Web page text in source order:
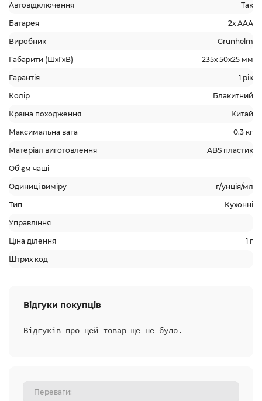
Автовідключення Так
Батарея 2х ААА
Виробник Grunhelm
Габарити (ШхГхВ) 235х 50х25 мм
Гарантія 1 рік
Колір Блакитний
Країна походження Китай
Максимальна вага 0.3 кг
Матеріал виготовлення ABS пластик
Об'єм чаші
Одиниці виміру г/унція/мл
Тип Кухонні
Управління
Ціна ділення 1 г
Штрих код
Відгуки покупців
Відгуків про цей товар ще не було.